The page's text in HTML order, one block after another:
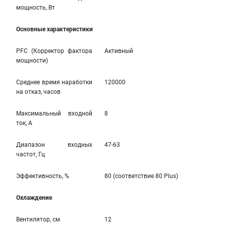
мощность, Вт
Основные характеристики
PFC (Корректор фактора
мощности)
Активный
Среднее время наработки
на отказ, часов
120000
Максимальный входной
ток, А
8
Диапазон входных
частот, Гц
47-63
Эффективность, % 80 (соответствие 80 Plus)
Охлаждение
Вентилятор, см 12